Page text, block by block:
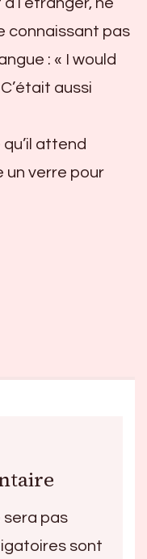
l’étranger, ne
connaissant pas
: « I would
aussi
attend
un verre pour
sera pas
sont